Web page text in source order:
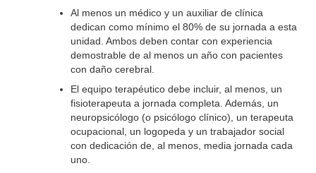
Al menos un médico y un auxiliar de clínica
dedican como mínimo el 80% de su jornada a esta
unidad. Ambos deben contar con experiencia
demostrable de al menos un año con pacientes
con daño cerebral.
El equipo terapéutico debe incluir, al menos, un
fisioterapeuta a jornada completa. Además, un
neuropsicólogo (o psicólogo clínico), un terapeuta
ocupacional, un logopeda y un trabajador social
con dedicación de, al menos, media jornada cada
uno.